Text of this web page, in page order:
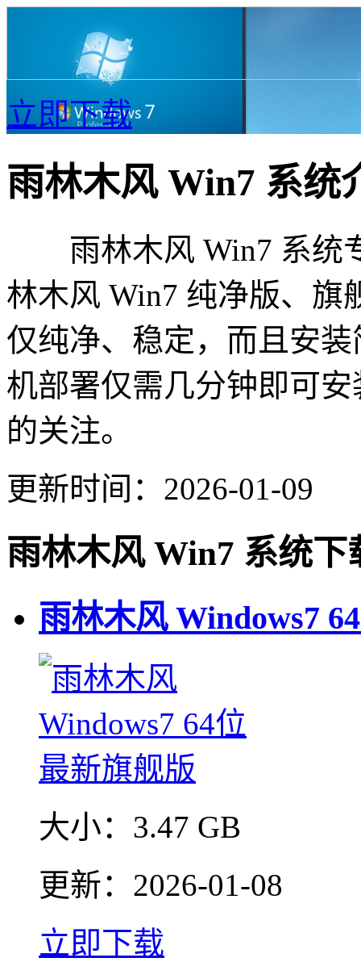
立即下载
雨林木风 Win7 系统
雨林木风 Win7 系统
林木风 Win7 纯净版、旗
仅纯净、稳定，而且安
机部署仅需几分钟即可
的关注。
更新时间：2026-01-09
雨林木风 Win7 系统下
雨林木风 Windows7
大小： 3.47 GB
更新： 2026-01-08
立即下载